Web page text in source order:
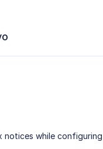
notices while